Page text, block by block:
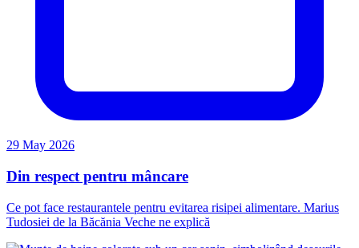
29 May 2026
Din respect pentru mâncare
Ce pot face restaurantele pentru evitarea risipei alimentare. Marius
Tudosiei de la Băcănia Veche ne explică